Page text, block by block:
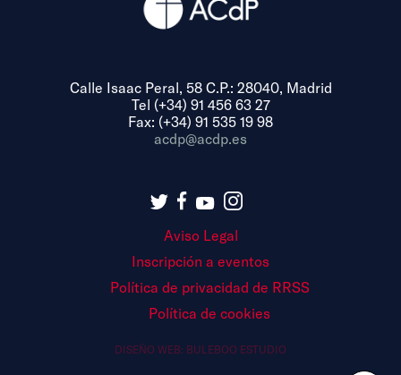
Calle Isaac Peral, 58 C.P.: 28040, Madrid
Tel (+34) 91 456 63 27
Fax: (+34) 91 535 19 98
acdp@acdp.es
Aviso Legal
Inscripción a eventos
Política de privacidad de RRSS
Política de cookies
DISEÑO WEB: BULEBOO ESTUDIO